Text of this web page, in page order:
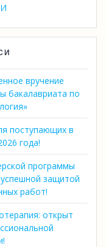
вручение
бакалавриата по
поступающих в
года!
программы
успешной защитой
работ!
открыт